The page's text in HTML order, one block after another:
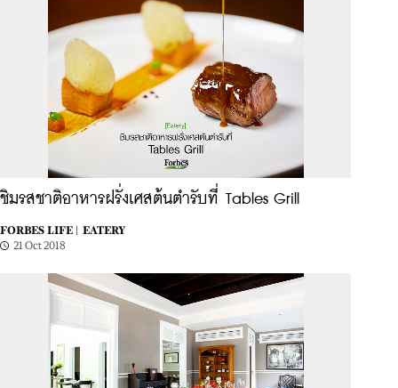
ชิมรสชาติอาหารฝรั่งเศสต้นตำรับที่ Tables Grill
FORBES LIFE |
EATERY
21 Oct 2018